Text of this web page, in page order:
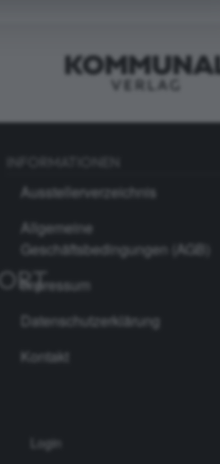
Ausstellerverzeichnis
Allgemeine
Geschäftsbedingungen (AGB)
Impressum
Datenschutzerklärung
Kontakt
Login